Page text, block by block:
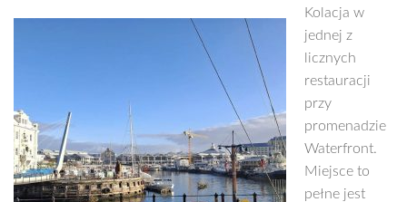
Kolacja w
jednej z
licznych
restauracji
przy
promenadzie
Waterfront.
Miejsce to
pełne jest